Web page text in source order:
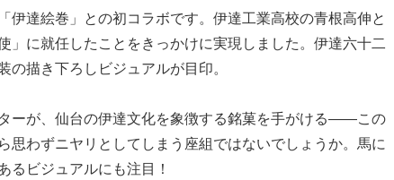
伊達絵巻」との初コラボです。伊達工業高校の青根高伸と
」に就任したことをきっかけに実現しました。伊達六十二
の描き下ろしビジュアルが目印。
ターが、仙台の伊達文化を象徴する銘菓を手がける——この
思わずニヤリとしてしまう座組ではないでしょうか。馬に
るビジュアルにも注目！